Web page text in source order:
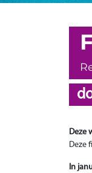
Deze
Deze
In